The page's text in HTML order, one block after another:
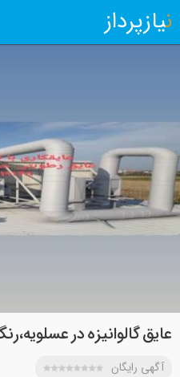
نیازپرداز
عایق گالوانیزه در
آگهی رایگان